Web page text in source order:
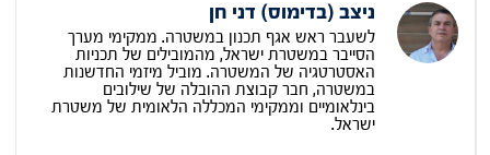
ניצב (בדימוס) דני חן
לשעבר ראש אגף תכנון במשטרה. ממקימי מערך
הסייבר במשטרת ישראל, מהמובילים של תכניות
האסטרטגיה של המשטרה. מוביל מיזמי החדשנות
במשטרה, חבר קבוצת ההובלה של שילובים
בינלאומיים וממקימי המכללה הלאומית של משטרת
ישראל.